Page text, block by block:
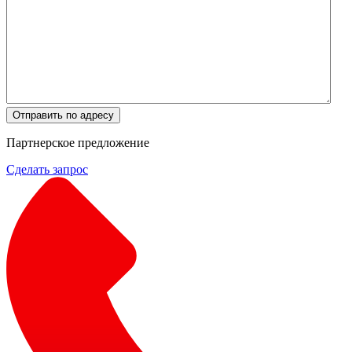
Отправить по адресу
Партнерское предложение
Сделать запрос